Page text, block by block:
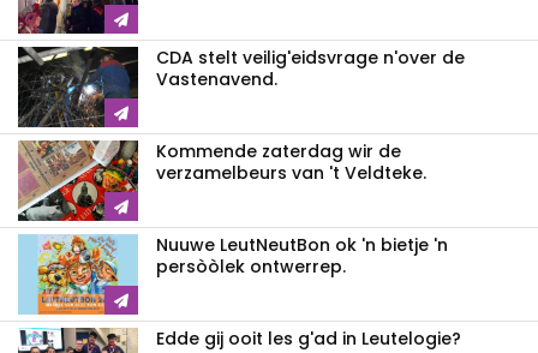
CDA stelt veilig'eidsvrage n'over de
Vastenavend.
Kommende zaterdag wir de
verzamelbeurs van 't Veldteke.
Nuuwe LeutNeutBon ok 'n bietje 'n
persòòlek ontwerrep.
Edde gij ooit les g'ad in Leutelogie?